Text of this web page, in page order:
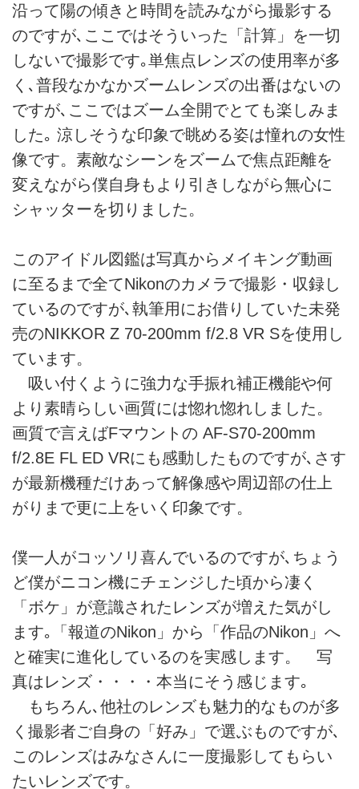
沿って陽の傾きと時間を読みながら撮影する
のですが､ここではそういった「計算」を一切
しないで撮影です｡単焦点レンズの使用率が多
く､普段なかなかズームレンズの出番はないの
ですが､ここではズーム全開でとても楽しみま
した｡ 涼しそうな印象で眺める姿は憧れの女性
像です。素敵なシーンをズームで焦点距離を
変えながら僕自身もより引きしながら無心に
シャッターを切りました。
このアイドル図鑑は写真からメイキング動画
に至るまで全てNikonのカメラで撮影・収録し
ているのですが､執筆用にお借りしていた未発
売のNIKKOR Z 70-200mm f/2.8 VR Sを使用し
ています。
吸い付くように強力な手振れ補正機能や何
より素晴らしい画質には惚れ惚れしました。
画質で言えばFマウントの AF-S70-200mm
f/2.8E FL ED VRにも感動したものですが､さす
が最新機種だけあって解像感や周辺部の仕上
がりまで更に上をいく印象です。
僕一人がコッソリ喜んでいるのですが､ちょう
ど僕がニコン機にチェンジした頃から凄く
「ボケ」が意識されたレンズが増えた気がし
ます｡「報道のNikon」から「作品のNikon」へ
と確実に進化しているのを実感します。 写
真はレンズ・・・・本当にそう感じます｡
もちろん､他社のレンズも魅力的なものが多
く撮影者ご自身の「好み」で選ぶものですが､
このレンズはみなさんに一度撮影してもらい
たいレンズです。